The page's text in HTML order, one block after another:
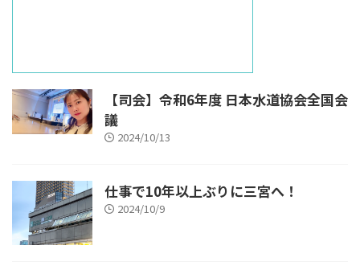
【司会】令和6年度 日本水道協会全国会
議
2024/10/13
仕事で10年以上ぶりに三宮へ！
2024/10/9